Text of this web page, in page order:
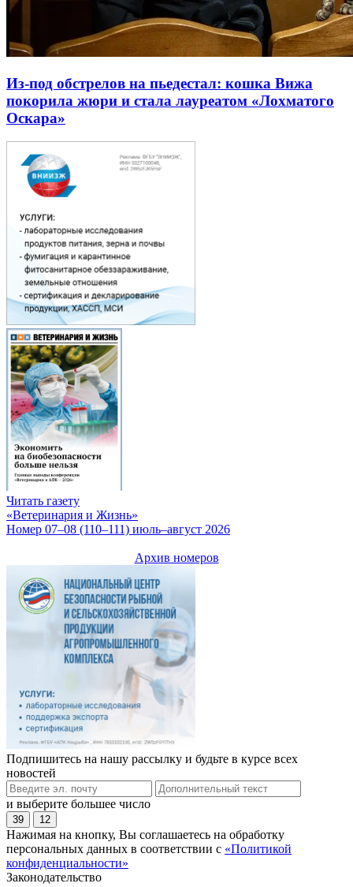
Из-под обстрелов на пьедестал: кошка Вижа
покорила жюри и стала лауреатом «Лохматого
Оскара»
Читать газету
«Ветеринария и Жизнь»
Номер 07–08 (110–111) июль–август 2026
Архив номеров
Подпишитесь на нашу рассылку и будьте в курсе всех
новостей
и выберите большее число
39 12
Нажимая на кнопку, Вы соглашаетесь на обработку
персональных данных в соответствии с «Политикой
конфиденциальности»
Законодательство